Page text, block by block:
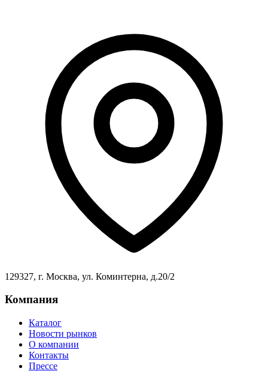
129327, г. Москва, ул. Коминтерна, д.20/2
Компания
Каталог
Новости рынков
О компании
Контакты
Прессе